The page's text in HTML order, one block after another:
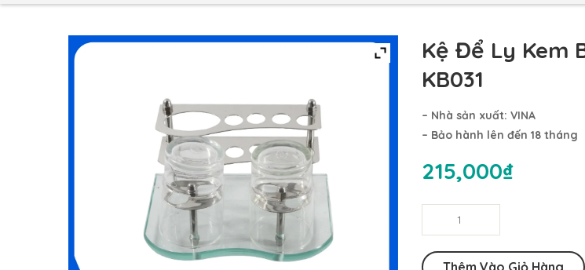
Kệ Để Ly Kem
KB031
– Nhà sản xuất: VINA
– Bảo hành lên đến 18 tháng
215,000₫
Để
Ly
Thêm Vào Giỏ Hàng